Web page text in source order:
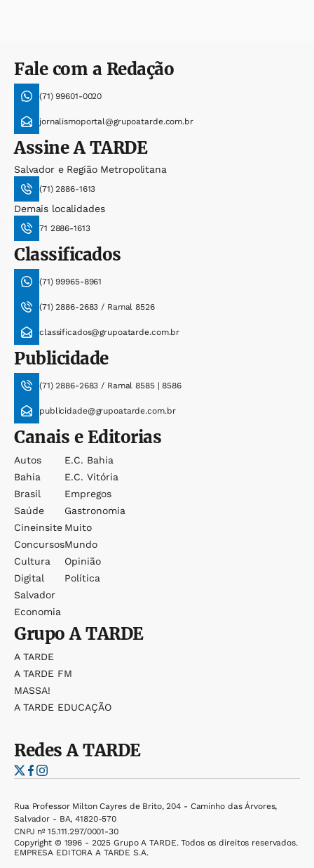
Fale com a Redação
(71) 99601-0020
jornalismoportal@grupoatarde.com.br
AssineA TARDE
Salvador e Região Metropolitana
(71) 2886-1613
Demais localidades
71 2886-1613
Classificados
(71) 99965-8961
(71) 2886-2683 / Ramal 8526
classificados@grupoatarde.com.br
Publicidade
(71) 2886-2683 / Ramal 8585 | 8586
publicidade@grupoatarde.com.br
Canais e Editorias
Autos
Bahia
Brasil
Saúde
Cineinsite
Concursos
Cultura
Digital
Salvador
Economia
E.c. Bahia
E.c. Vitória
Empregos
Gastronomia
Muito
Mundo
Opinião
Política
GrupoA TARDE
A TARDE
A TARDE FM
MASSA!
A TARDE EDUCAÇÃO
RedesA TARDE
Rua Professor Milton Cayres de Brito, 204 - Caminho das Árvores,
Salvador - BA, 41820-570
CNPJ nº 15.111.297/0001-30
Copyright © 1996 - 2025 Grupo A TARDE. Todos os direitos reservados.
EMPRESA EDITORA A TARDE S.A.